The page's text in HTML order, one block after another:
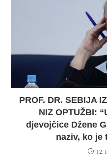
PROF. DR. SEBIJA
NIZ OPTUŽBI:
djevojčice Džene
naziv, ko je
12.